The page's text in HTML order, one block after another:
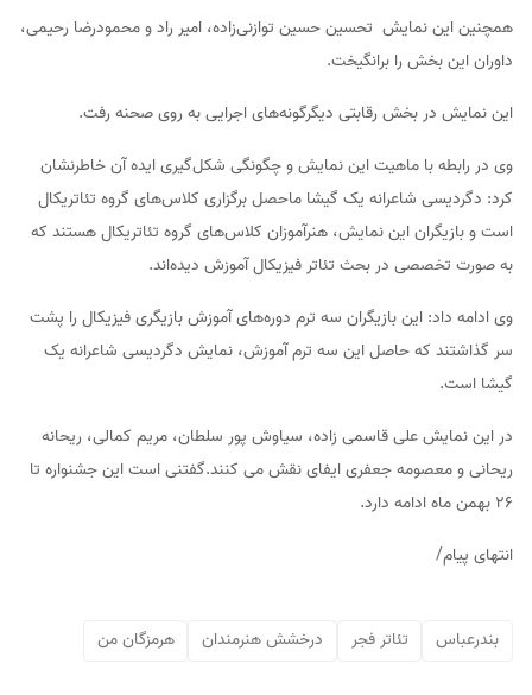
همچنین این نمایش تحسین حسین توازنی‌زاده، امیر راد و محمودرضا رحیمی،
داوران این بخش را برانگیخت.
این نمایش در بخش رقابتی دیگرگونه‌های اجرایی به روی صحنه رفت.
وی در رابطه با ماهیت این نمایش و چگونگی شکل‌گیری ایده‌ آن خاطرنشان
کرد: دگردیسی شاعرانه یک گیشا ماحصل برگزاری کلاس‌های گروه تئاتریکال
است و بازیگران این نمایش، هنرآموزان کلاس‌های گروه تئاتریکال هستند که
به صورت تخصصی در بحث تئاتر فیزیکال آموزش دیده‌اند.
وی ادامه داد: این بازیگران سه ترم دوره‌های آموزش بازیگری فیزیکال را پشت
سر گذاشتند که حاصل این سه ترم آموزش، نمایش دگردیسی شاعرانه یک
گیشا است.
در این نمایش علی قاسمی زاده، سیاوش پور سلطان، مریم کمالی، ریحانه
ریحانی و معصومه جعفری ایفای نقش می کنند.گفتنی است این جشنواره تا
26 بهمن ماه ادامه دارد.
انتهای پیام/
بندرعباس تئاتر فجر درخشش هنرمندان هرمزگان من